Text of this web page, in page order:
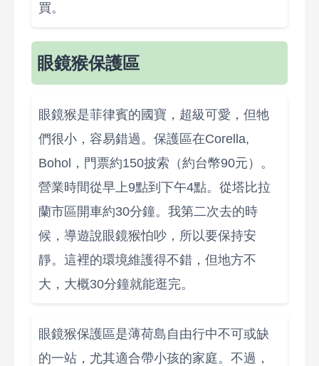
買。
眼鏡猴保護區
眼鏡猴是菲律賓的國寶，超級可愛，但牠
們很小，容易錯過。保護區在Corella,
Bohol，門票約150披索（約台幣90元）。
營業時間從早上9點到下午4點。從塔比拉
蘭市區開車約30分鐘。我第二次去的時
候，導遊說眼鏡猴怕吵，所以要保持安
靜。這裡的環境維護得不錯，但地方不
大，大概30分鐘就能逛完。
眼鏡猴保護區是薄荷島自由行中不可或缺
的一站，尤其適合帶小孩的家庭。不過，